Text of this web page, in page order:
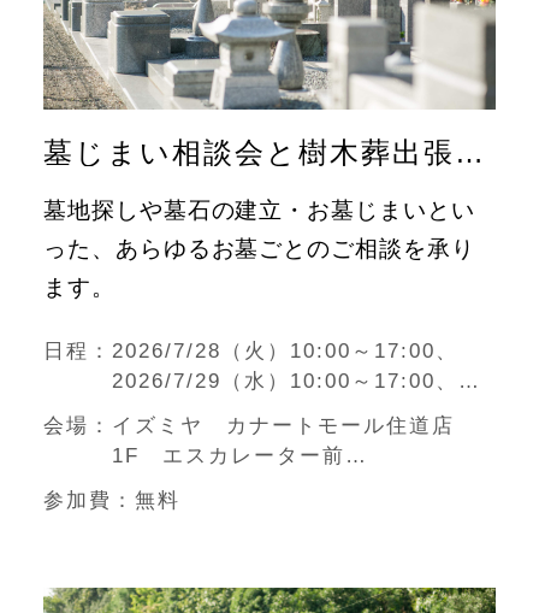
墓じまい相談会と樹木葬出張展示会（大東市）
墓地探しや墓石の建立・お墓じまいとい
った、あらゆるお墓ごとのご相談を承り
ます。
日程
2026/7/28（火）10:00～17:00、
2026/7/29（水）10:00～17:00、
2026/8/10（月）10:00～17:00
会場
イズミヤ カナートモール住道店
1F エスカレーター前
大阪府大東市大野1-3-1
参加費 無料